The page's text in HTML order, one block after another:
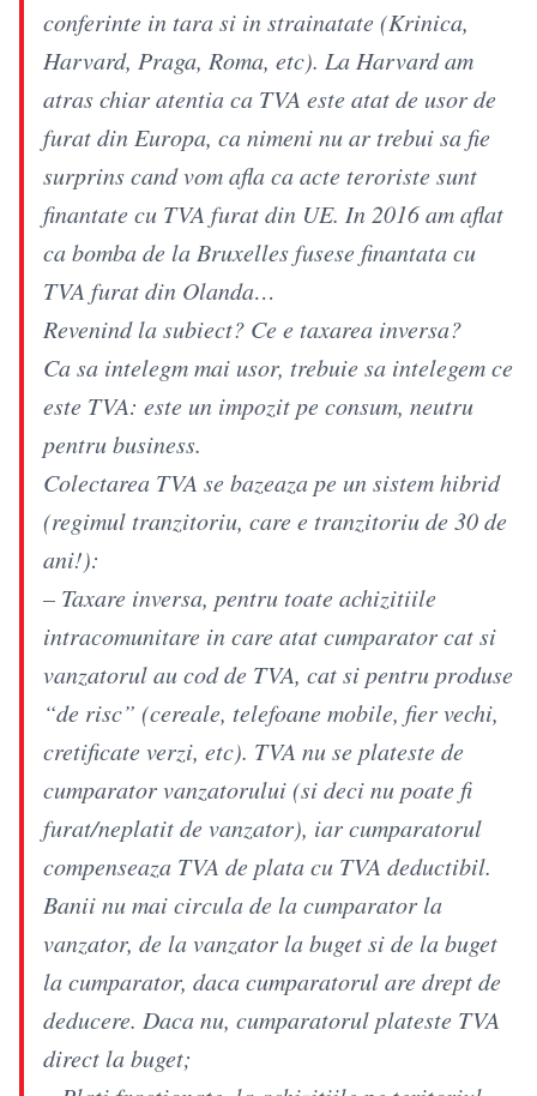
conferinte in tara si in strainatate (Krinica,
Harvard, Praga, Roma, etc). La Harvard am
atras chiar atentia ca TVA este atat de usor de
furat din Europa, ca nimeni nu ar trebui sa fie
surprins cand vom afla ca acte teroriste sunt
finantate cu TVA furat din UE. In 2016 am aflat
ca bomba de la Bruxelles fusese finantata cu
TVA furat din Olanda…
Revenind la subiect? Ce e taxarea inversa?
Ca sa intelegm mai usor, trebuie sa intelegem ce
este TVA: este un impozit pe consum, neutru
pentru business.
Colectarea TVA se bazeaza pe un sistem hibrid
(regimul tranzitoriu, care e tranzitoriu de 30 de
ani!):
– Taxare inversa, pentru toate achizitiile
intracomunitare in care atat cumparator cat si
vanzatorul au cod de TVA, cat si pentru produse
“de risc” (cereale, telefoane mobile, fier vechi,
cretificate verzi, etc). TVA nu se plateste de
cumparator vanzatorului (si deci nu poate fi
furat/neplatit de vanzator), iar cumparatorul
compenseaza TVA de plata cu TVA deductibil.
Banii nu mai circula de la cumparator la
vanzator, de la vanzator la buget si de la buget
la cumparator, daca cumparatorul are drept de
deducere. Daca nu, cumparatorul plateste TVA
direct la buget;